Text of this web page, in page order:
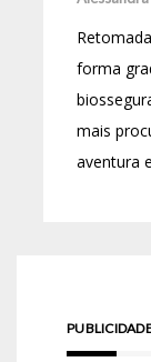
forma
mais
aventura